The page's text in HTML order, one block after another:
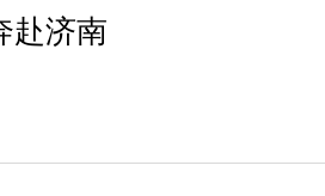
赴济南